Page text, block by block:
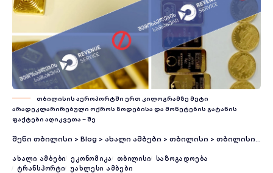
თბილისის აეროპორტში ერთ კილოგრამზე მეტი
არადეკლარირებული ოქროს ზოდებისა და მონეტების გატანის
ფაქტები აღიკვეთა – შე
შენი თბილისი > Blog > ახალი ამბები > თბილისი > თბილისის აეროპორტში ერთ კილოგრამზე მეტი არადეკლარირებული ოქროს ზოდებისა და მონეტების გატანის ფაქტები აღიკვეთა – შემოსავლების სამსახური
ᲐᲮᲐᲚᲘ ᲐᲛᲑᲔᲑᲘ ᲔᲙᲝᲜᲝᲛᲘᲙᲐ ᲗᲑᲘᲚᲘᲡᲘ
ᲡᲐᲖᲝᲒᲐᲓᲝᲔᲑᲐ
ᲢᲠᲐᲜᲡᲞᲝᲠᲢᲘ
ᲣᲐᲮᲚᲔᲡᲘ ᲐᲛᲑᲔᲑᲘ